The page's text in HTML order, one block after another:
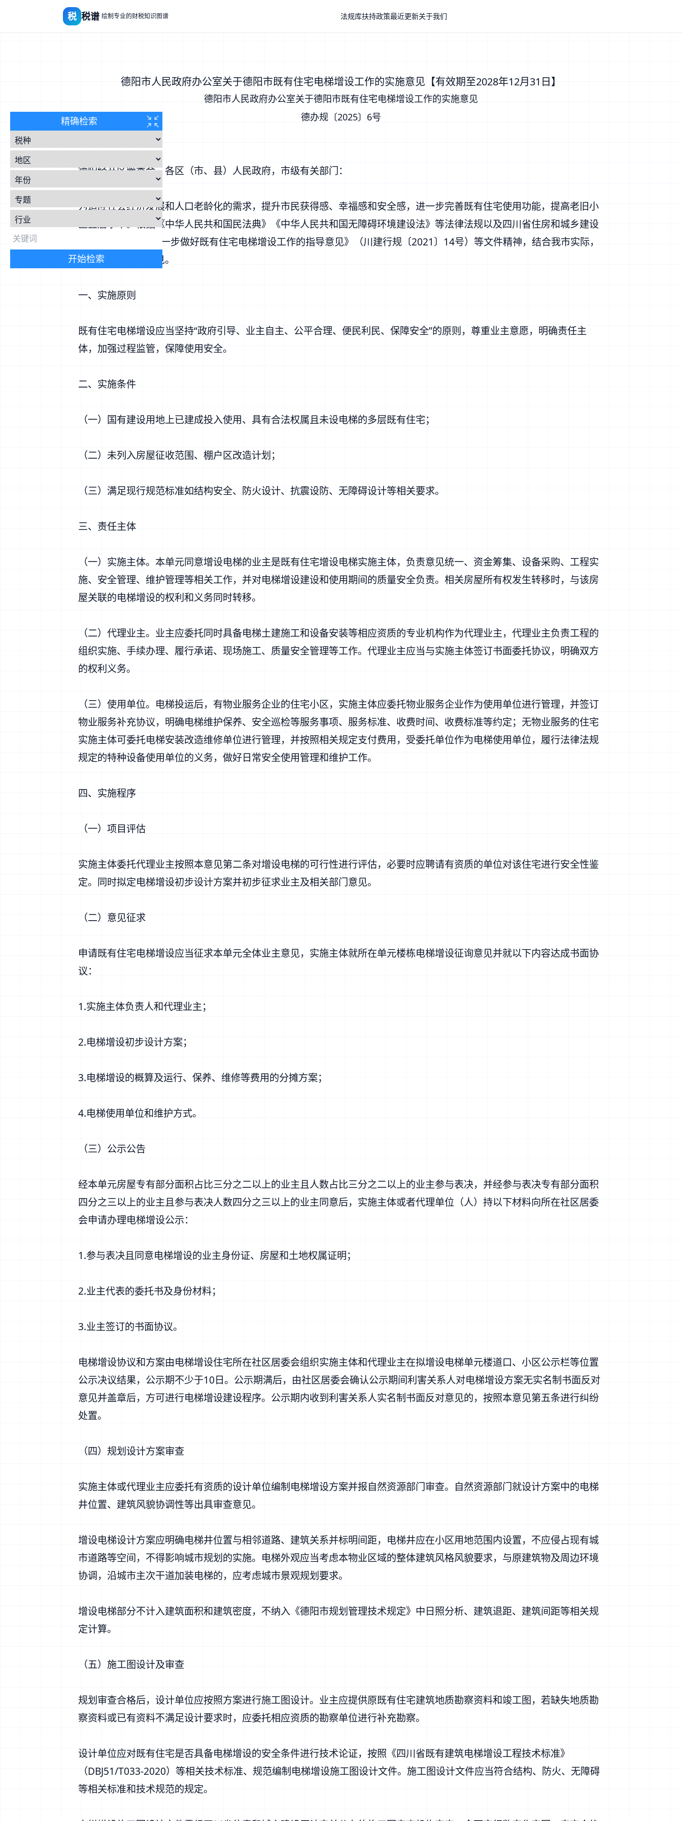
税 税谱 绘制专业的财税知识图谱 法规库扶持政策最近更新关于我们
​德阳市人民政府办公室关于德阳市既有住宅电梯增设工作的实施意见【有效期至2028年12月31日】
德阳市人民政府办公室关于德阳市既有住宅电梯增设工作的实施意见
德办规〔2025〕6号
德阳经开区管委会，各区（市、县）人民政府，市级有关部门：
为适应社会经济发展和人口老龄化的需求，提升市民获得感、幸福感和安全感，进一步完善既有住宅使用功能，提高老旧小
区宜居水平。根据《中华人民共和国民法典》《中华人民共和国无障碍环境建设法》等法律法规以及四川省住房和城乡建设
关于进一步做好既有住宅电梯增设工作的指导意见》（川建行规〔2021〕14号）等文件精神，结合我市实际，
现提出如下实施意见。
一、实施原则
既有住宅电梯增设应当坚持“政府引导、业主自主、公平合理、便民利民、保障安全”的原则，尊重业主意愿，明确责任主
体，加强过程监管，保障使用安全。
二、实施条件
（一）国有建设用地上已建成投入使用、具有合法权属且未设电梯的多层既有住宅；
（二）未列入房屋征收范围、棚户区改造计划；
（三）满足现行规范标准如结构安全、防火设计、抗震设防、无障碍设计等相关要求。
三、责任主体
（一）实施主体。本单元同意增设电梯的业主是既有住宅增设电梯实施主体，负责意见统一、资金筹集、设备采购、工程实
施、安全管理、维护管理等相关工作，并对电梯增设建设和使用期间的质量安全负责。相关房屋所有权发生转移时，与该房
屋关联的电梯增设的权利和义务同时转移。
（二）代理业主。业主应委托同时具备电梯土建施工和设备安装等相应资质的专业机构作为代理业主，代理业主负责工程的
组织实施、手续办理、履行承诺、现场施工、质量安全管理等工作。代理业主应当与实施主体签订书面委托协议，明确双方
的权利义务。
（三）使用单位。电梯投运后，有物业服务企业的住宅小区，实施主体应委托物业服务企业作为使用单位进行管理，并签订
物业服务补充协议，明确电梯维护保养、安全巡检等服务事项、服务标准、收费时间、收费标准等约定；无物业服务的住宅
实施主体可委托电梯安装改造维修单位进行管理，并按照相关规定支付费用，受委托单位作为电梯使用单位，履行法律法规
规定的特种设备使用单位的义务，做好日常安全使用管理和维护工作。
四、实施程序
（一）项目评估
实施主体委托代理业主按照本意见第二条对增设电梯的可行性进行评估，必要时应聘请有资质的单位对该住宅进行安全性鉴
定。同时拟定电梯增设初步设计方案并初步征求业主及相关部门意见。
（二）意见征求
申请既有住宅电梯增设应当征求本单元全体业主意见，实施主体就所在单元楼栋电梯增设征询意见并就以下内容达成书面协
议：
1.实施主体负责人和代理业主；
2.电梯增设初步设计方案；
3.电梯增设的概算及运行、保养、维修等费用的分摊方案；
4.电梯使用单位和维护方式。
（三）公示公告
经本单元房屋专有部分面积占比三分之二以上的业主且人数占比三分之二以上的业主参与表决，并经参与表决专有部分面积
四分之三以上的业主且参与表决人数四分之三以上的业主同意后，实施主体或者代理单位（人）持以下材料向所在社区居委
会申请办理电梯增设公示：
1.参与表决且同意电梯增设的业主身份证、房屋和土地权属证明；
2.业主代表的委托书及身份材料；
3.业主签订的书面协议。
电梯增设协议和方案由电梯增设住宅所在社区居委会组织实施主体和代理业主在拟增设电梯单元楼道口、小区公示栏等位置
公示决议结果，公示期不少于10日。公示期满后，由社区居委会确认公示期间利害关系人对电梯增设方案无实名制书面反对
意见并盖章后，方可进行电梯增设建设程序。公示期内收到利害关系人实名制书面反对意见的，按照本意见第五条进行纠纷
处置。
（四）规划设计方案审查
实施主体或代理业主应委托有资质的设计单位编制电梯增设方案并报自然资源部门审查。自然资源部门就设计方案中的电梯
井位置、建筑风貌协调性等出具审查意见。
增设电梯设计方案应明确电梯井位置与相邻道路、建筑关系并标明间距，电梯井应在小区用地范围内设置，不应侵占现有城
市道路等空间，不得影响城市规划的实施。电梯外观应当考虑本物业区域的整体建筑风格风貌要求，与原建筑物及周边环境
协调，沿城市主次干道加装电梯的，应考虑城市景观规划要求。
增设电梯部分不计入建筑面积和建筑密度，不纳入《德阳市规划管理技术规定》中日照分析、建筑退距、建筑间距等相关规
定计算。
（五）施工图设计及审查
规划审查合格后，设计单位应按照方案进行施工图设计。业主应提供原既有住宅建筑地质勘察资料和竣工图，若缺失地质勘
察资料或已有资料不满足设计要求时，应委托相应资质的勘察单位进行补充勘察。
设计单位应对既有住宅是否具备电梯增设的安全条件进行技术论证，按照《四川省既有建筑电梯增设工程技术标准》
（DBJ51/T033-2020）等相关技术标准、规范编制电梯增设施工图设计文件。施工图设计文件应当符合结构、防火、无障碍
等相关标准和技术规范的规定。
精确检索
开始检索